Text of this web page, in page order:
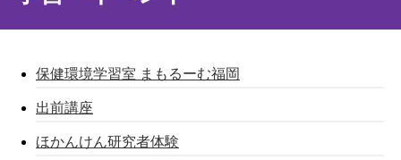
保健環境学習室 まもるーむ福岡
出前講座
ほかんけん研究者体験